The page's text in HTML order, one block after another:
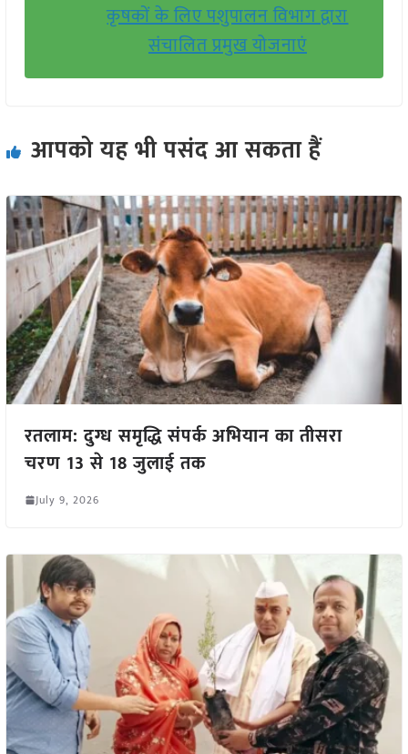
कृषकों के लिए पशुपालन विभाग द्वारा
संचालित प्रमुख योजनाएं
आपको यह भी पसंद आ सकता हैं
रतलाम: दुग्ध समृद्धि संपर्क अभियान का तीसरा
चरण 13 से 18 जुलाई तक
July 9, 2026